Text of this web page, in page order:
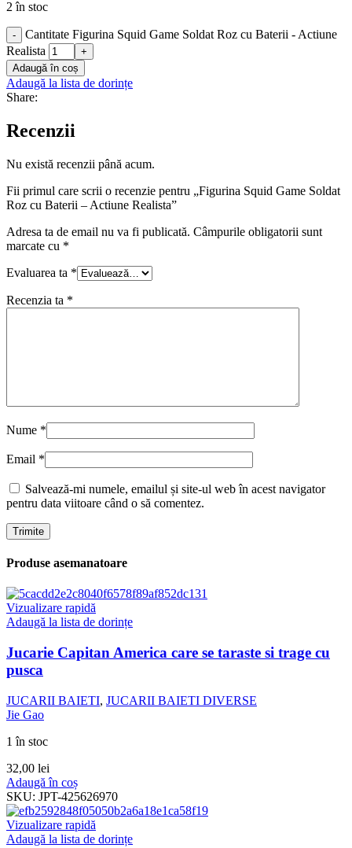
2 în stoc
-
Cantitate Figurina Squid Game Soldat Roz cu Baterii - Actiune
Realista
+
Adaugă în coș
Adaugă la lista de dorințe
Share:
Recenzii
Nu există recenzii până acum.
Fii primul care scrii o recenzie pentru „Figurina Squid Game Soldat
Roz cu Baterii – Actiune Realista”
Adresa ta de email nu va fi publicată. Câmpurile obligatorii sunt
marcate cu *
Evaluarea ta *
Recenzia ta *
Nume *
Email *
Salvează-mi numele, emailul și site-ul web în acest navigator
pentru data viitoare când o să comentez.
Produse asemanatoare
Vizualizare rapidă
Adaugă la lista de dorințe
Jucarie Capitan America care se taraste si trage cu
pusca
JUCARII BAIETI, JUCARII BAIETI DIVERSE
Jie Gao
1 în stoc
32,00 lei
Adaugă în coș
SKU: JPT-425626970
Vizualizare rapidă
Adaugă la lista de dorințe